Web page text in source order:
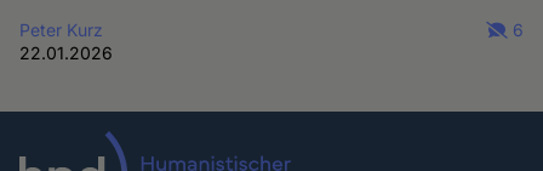
Peter Kurz
22.01.2026
6